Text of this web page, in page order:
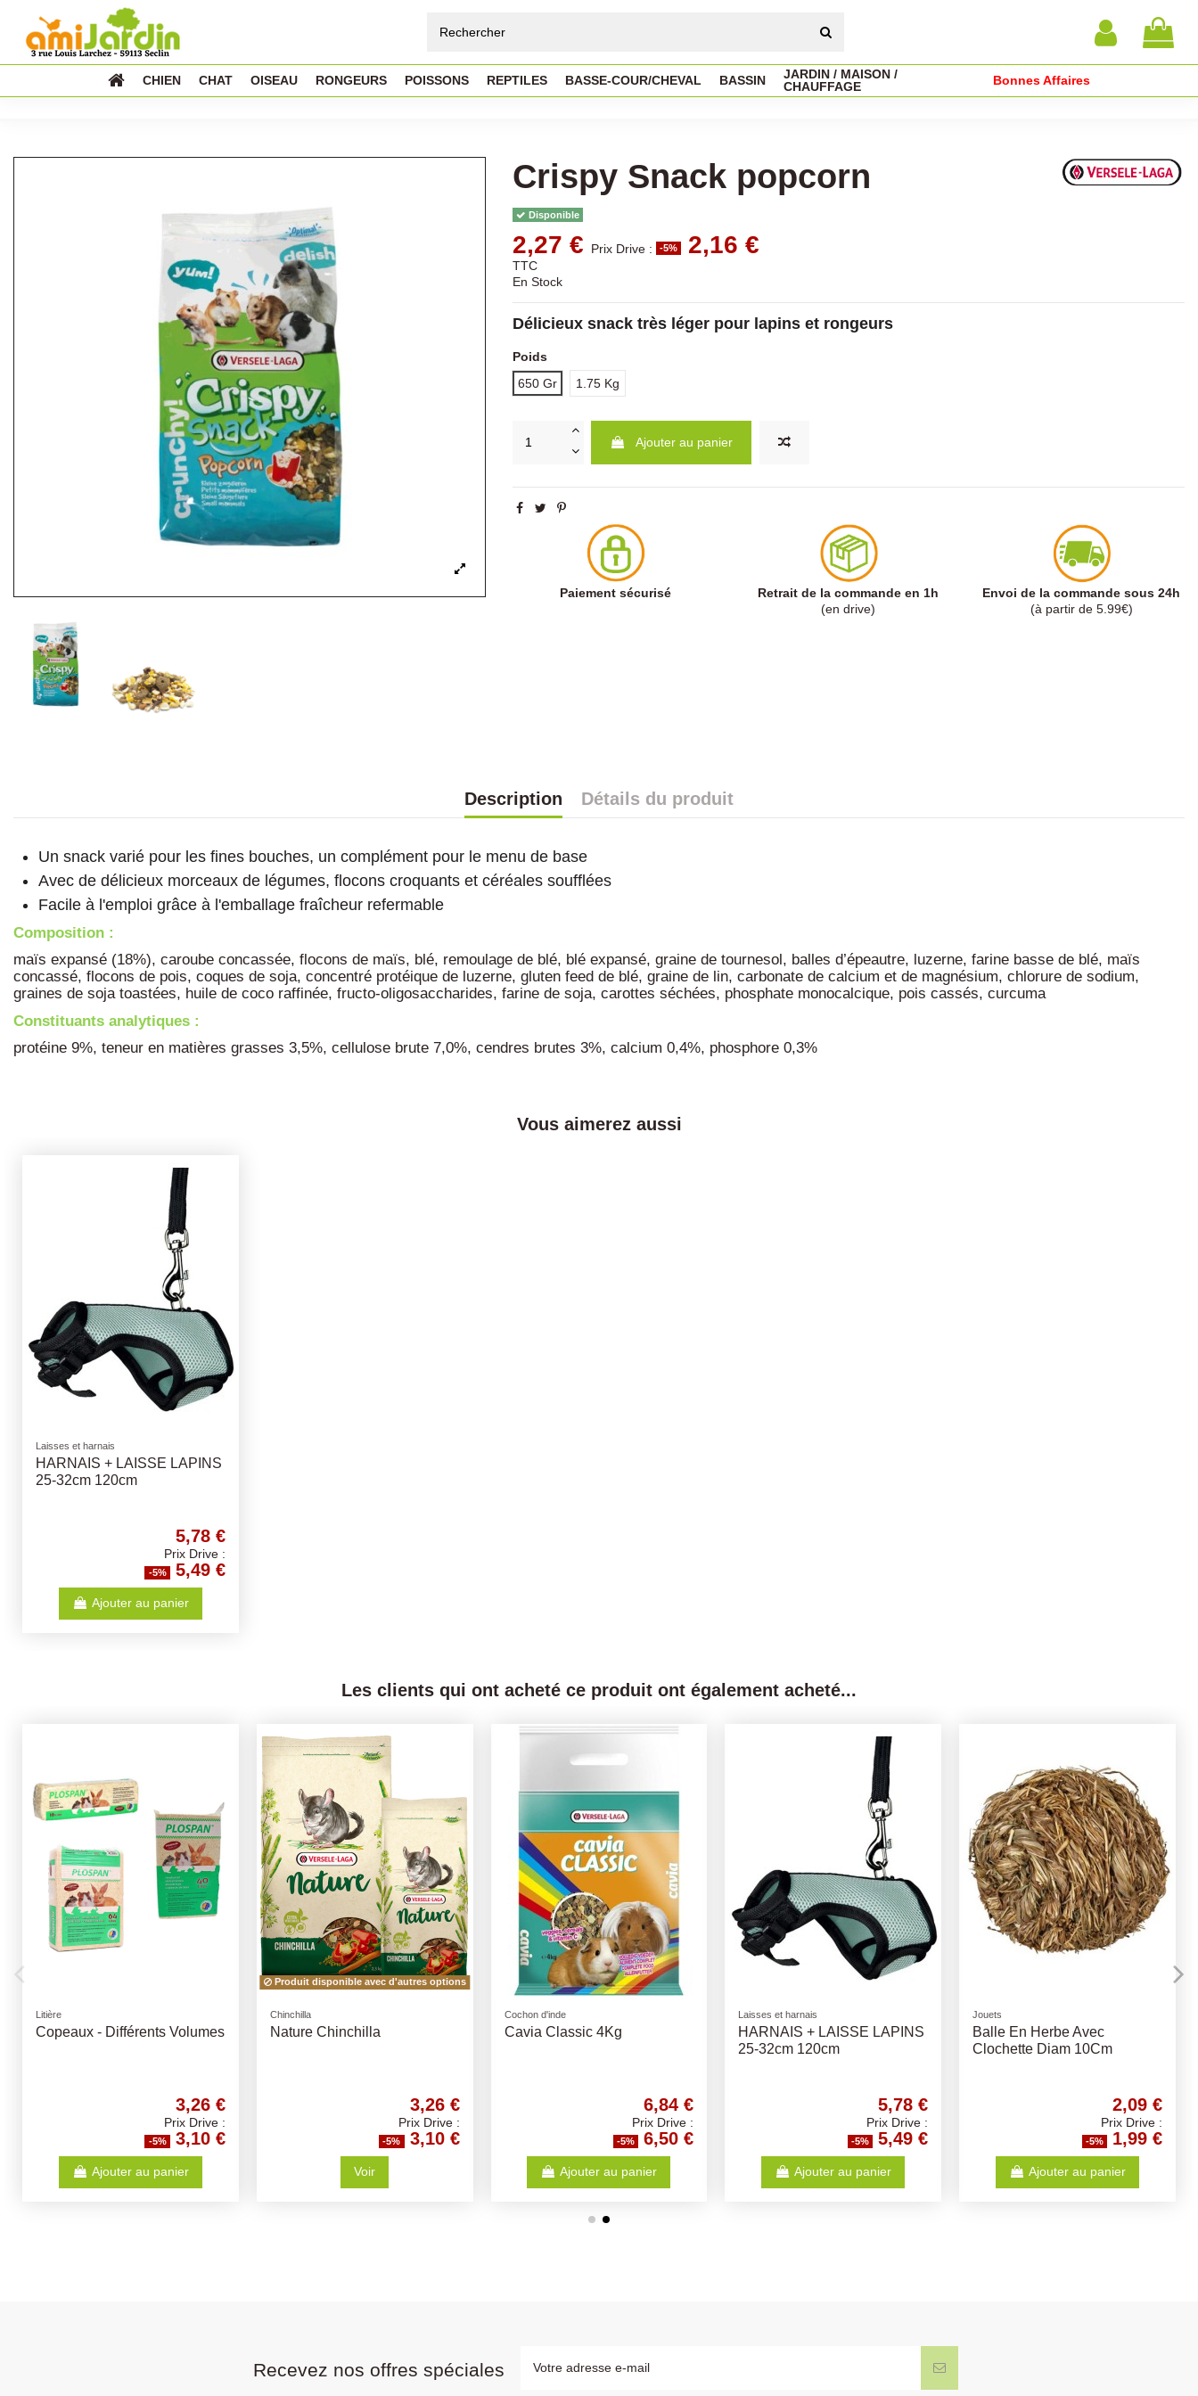
CHIEN CHAT OISEAU RONGEURS POISSONS REPTILES BASSE-COUR/CHEVAL BASSIN
JARDIN / MAISON /
CHAUFFAGE
Bonnes Affaires
Crispy Snack popcorn
Disponible
2,27 € Prix Drive : -5% 2,16 €
TTC
En Stock
Délicieux snack très léger pour lapins et rongeurs
Poids
650 Gr
1.75 Kg
Ajouter au panier
Paiement sécurisé
Retrait de la commande en 1h
(en drive)
Envoi de la commande sous 24h
(à partir de 5.99€)
Description Détails du produit
Un snack varié pour les fines bouches, un complément pour le menu de base
Avec de délicieux morceaux de légumes, flocons croquants et céréales soufflées
Facile à l'emploi grâce à l'emballage fraîcheur refermable
Composition :
maïs expansé (18%), caroube concassée, flocons de maïs, blé, remoulage de blé, blé expansé, graine de tournesol, balles d’épeautre, luzerne, farine basse de blé, maïs
concassé, flocons de pois, coques de soja, concentré protéique de luzerne, gluten feed de blé, graine de lin, carbonate de calcium et de magnésium, chlorure de sodium,
graines de soja toastées, huile de coco raffinée, fructo-oligosaccharides, farine de soja, carottes séchées, phosphate monocalcique, pois cassés, curcuma
Constituants analytiques :
protéine 9%, teneur en matières grasses 3,5%, cellulose brute 7,0%, cendres brutes 3%, calcium 0,4%, phosphore 0,3%
Vous aimerez aussi
Laisses et harnais
HARNAIS + LAISSE LAPINS
25-32cm 120cm
5,78 €
Prix Drive :
-5% 5,49 €
Ajouter au panier
Les clients qui ont acheté ce produit ont également acheté...
Shampoings
Shampoing Antiparasitaire
8,41 €
Prix Drive :
-5% 7,99 €
Ajouter au panier
Friandises Buffles
Os Buffle Noué - Différentes
0,41 €
Prix Drive :
-5% 0,39 €
Ajouter au panier
Croquettes OPTI LIFE chien
Mini Adult - Opti-Life -
33,67 €
Prix Drive :
-5% 31,99 €
Ajouter au panier
Maisons et abris
Sputnik Maison Rongeurs
Couleurs Aléatoires
2,32 €
Prix Drive :
-5% 2,20 €
Ajouter au panier
Litières
Chambiose - Différents
Volumes
6,31 €
Prix Drive :
-5% 5,99 €
Ajouter au panier
Recevez nos offres spéciales